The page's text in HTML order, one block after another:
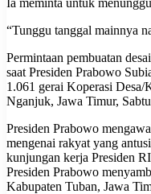
“Tunggu tanggal mainnya
Permintaan pembuatan
saat Presiden Prabowo
1.061 gerai Koperasi
Nganjuk, Jawa Timur,
Presiden Prabowo
mengenai rakyat yang
kunjungan kerja Presiden
Presiden Prabowo
Kabupaten Tuban, Jawa